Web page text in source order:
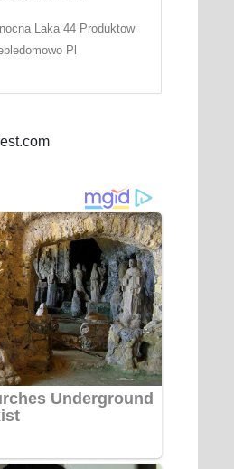
Laka 44 Produktow
Pl